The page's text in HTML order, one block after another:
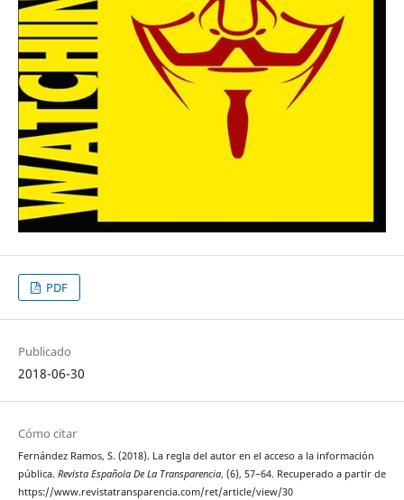
PDF
Publicado
2018-06-30
Cómo citar
Fernández Ramos, S. (2018). La regla del autor en el acceso a la información
pública. Revista Española De La Transparencia, (6), 57–64. Recuperado a partir de
https://www.revistatransparencia.com/ret/article/view/30